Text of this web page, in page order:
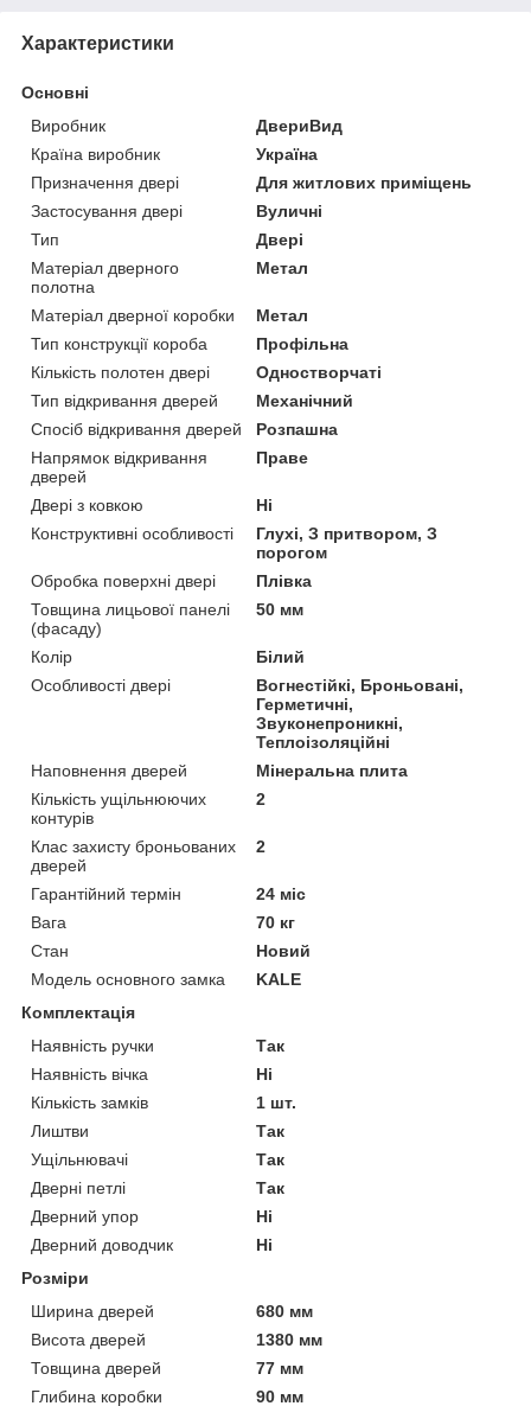
Характеристики
Основні
Виробник
ДвериВид
Країна виробник
Україна
Призначення двері
Для житлових приміщень
Застосування двері
Вуличні
Тип
Двері
Матеріал дверного
полотна
Метал
Матеріал дверної коробки
Метал
Тип конструкції короба
Профільна
Кількість полотен двері
Одностворчаті
Тип відкривання дверей
Механічний
Спосіб відкривання дверей
Розпашна
Напрямок відкривання
дверей
Праве
Двері з ковкою
Ні
Конструктивні особливості
Глухі, З притвором, З
порогом
Обробка поверхні двері
Плівка
Товщина лицьової панелі
(фасаду)
50 мм
Колір
Білий
Особливості двері
Вогнестійкі, Броньовані,
Герметичні,
Звуконепроникні,
Теплоізоляційні
Наповнення дверей
Мінеральна плита
Кількість ущільнюючих
контурів
2
Клас захисту броньованих
дверей
2
Гарантійний термін
24 міс
Вага
70 кг
Стан
Новий
Модель основного замка
KALE
Комплектація
Наявність ручки
Так
Наявність вічка
Ні
Кількість замків
1 шт.
Лиштви
Так
Ущільнювачі
Так
Дверні петлі
Так
Дверний упор
Ні
Дверний доводчик
Ні
Розміри
Ширина дверей
680 мм
Висота дверей
1380 мм
Товщина дверей
77 мм
Глибина коробки
90 мм